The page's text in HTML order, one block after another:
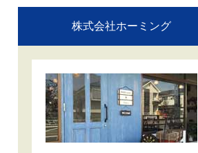
株式会社ホーミング